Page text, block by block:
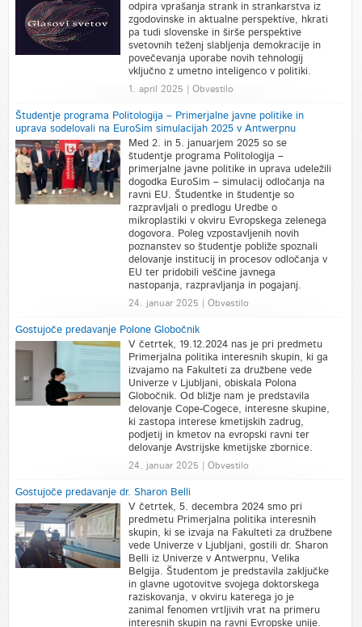
odpira vprašanja strank in strankarstva iz
zgodovinske in aktualne perspektive, hkrati
pa tudi slovenske in širše perspektive
svetovnih teženj slabljenja demokracije in
povečevanja uporabe novih tehnologij
vključno z umetno inteligenco v politiki.
1. april 2025 | Obvestilo
Študentje programa Politologija – Primerjalne javne politike in
uprava sodelovali na EuroSim simulacijah 2025 v Antwerpnu
Med 2. in 5. januarjem 2025 so se
študentje programa Politologija –
primerjalne javne politike in uprava udeležili
dogodka EuroSim – simulacij odločanja na
ravni EU. Študentke in študentje so
razpravljali o predlogu Uredbe o
mikroplastiki v okviru Evropskega zelenega
dogovora. Poleg vzpostavljenih novih
poznanstev so študentje pobliže spoznali
delovanje institucij in procesov odločanja v
EU ter pridobili veščine javnega
nastopanja, razpravljanja in pogajanj.
24. januar 2025 | Obvestilo
Gostujoče predavanje Polone Globočnik
V četrtek, 19.12.2024 nas je pri predmetu
Primerjalna politika interesnih skupin, ki ga
izvajamo na Fakulteti za družbene vede
Univerze v Ljubljani, obiskala Polona
Globočnik. Od bližje nam je predstavila
delovanje Cope-Cogece, interesne skupine,
ki zastopa interese kmetijskih zadrug,
podjetij in kmetov na evropski ravni ter
delovanje Avstrijske kmetijske zbornice.
24. januar 2025 | Obvestilo
Gostujoče predavanje dr. Sharon Belli
V četrtek, 5. decembra 2024 smo pri
predmetu Primerjalna politika interesnih
skupin, ki se izvaja na Fakulteti za družbene
vede Univerze v Ljubljani, gostili dr. Sharon
Belli iz Univerze v Antwerpnu, Velika
Belgija. Študentom je predstavila zaključke
in glavne ugotovitve svojega doktorskega
raziskovanja, v okviru katerega jo je
zanimal fenomen vrtljivih vrat na primeru
interesnih skupin na ravni Evropske unije.